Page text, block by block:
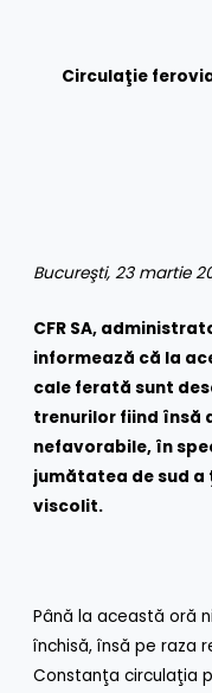
Circulaţie
Bucureşti, 23 martie
CFR SA,
informează că la
cale ferată sunt
trenurilor fiind însă
nefavorabile, în
jumătatea de sud a
viscolit.
Până la această oră
închisă, însă pe raza
Constanţa circulaţia